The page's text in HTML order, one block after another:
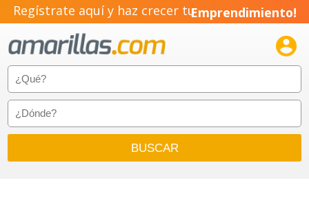
Regístrate aquí y haz crecer tuEmprendimiento!
